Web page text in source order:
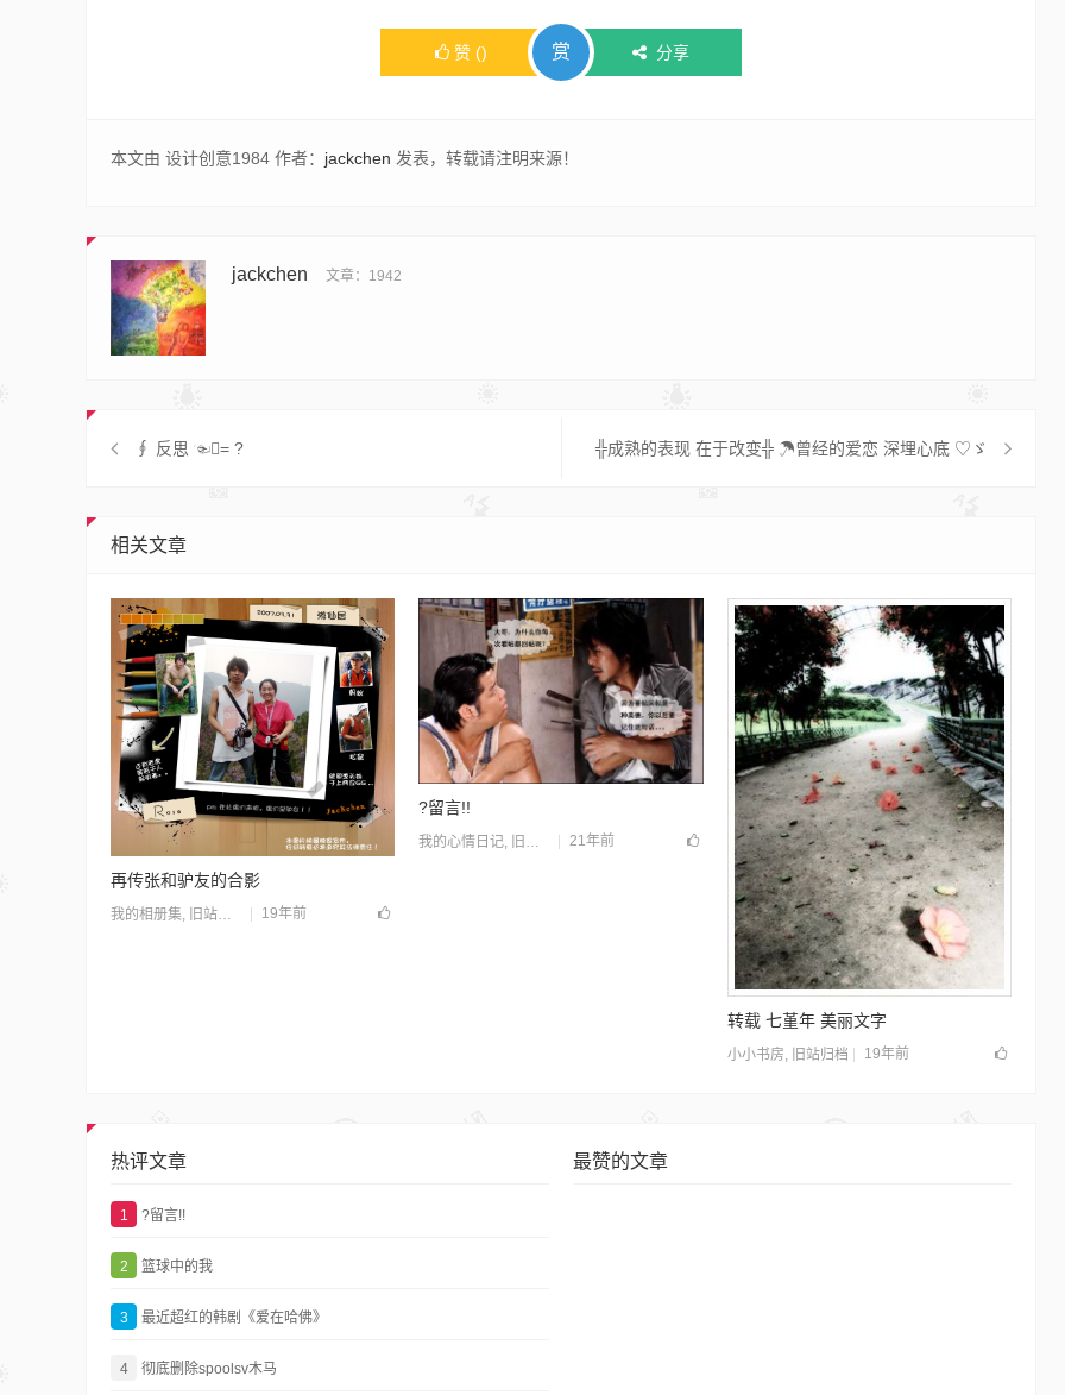
赞 () 赏 分享
本文由 设计创意1984 作者： jackchen 发表，转载请注明来源！
jackchen 文章：1942
∮ 反思 ☜= ? ╬成熟的表现 在于改变╬ ☂曾经的爱恋 深埋心底 ♡ゞ
相关文章
再传张和驴友的合影
我的相册集, 旧站归档 19年前
?留言!!
我的心情日记, 旧站归档 21年前
转载 七堇年 美丽文字
小小书房, 旧站归档 19年前
热评文章
1 ?留言!!
2 篮球中的我
3 最近超红的韩剧《爱在哈佛》
4 彻底删除spoolsv木马
最赞的文章